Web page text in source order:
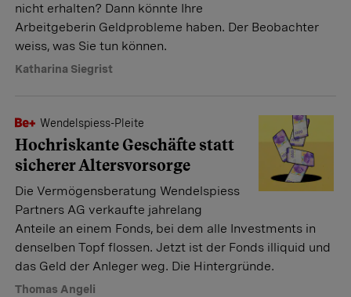
nicht erhalten? Dann könnte Ihre
Arbeitgeberin Geldprobleme haben. Der Beobachter
weiss, was Sie tun können.
Katharina Siegrist
Wendelspiess-Pleite
Hochriskante Geschäfte statt
sicherer Altersvorsorge
Die Vermögensberatung Wendelspiess
Partners AG verkaufte jahrelang
Anteile an einem Fonds, bei dem alle Investments in
denselben Topf flossen. Jetzt ist der Fonds illiquid und
das Geld der Anleger weg. Die Hintergründe.
Thomas Angeli